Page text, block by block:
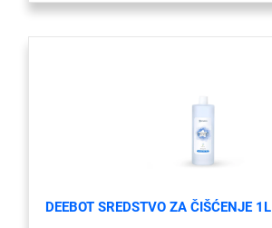
DEEBOT SREDSTVO ZA ČIŠĆENJE 1L